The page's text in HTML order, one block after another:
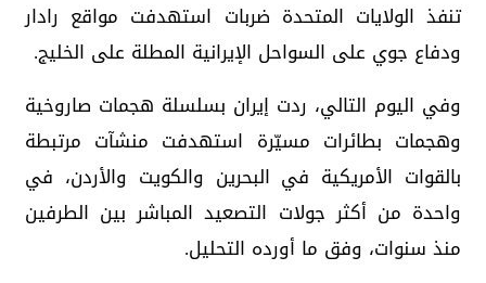
تنفذ الولايات المتحدة ضربات استهدفت مواقع رادار
ودفاع جوي على السواحل الإيرانية المطلة على الخليج.
وفي اليوم التالي، ردت إيران بسلسلة هجمات صاروخية
وهجمات بطائرات مسيّرة استهدفت منشآت مرتبطة
بالقوات الأمريكية في البحرين والكويت والأردن، في
واحدة من أكثر جولات التصعيد المباشر بين الطرفين
منذ سنوات، وفق ما أورده التحليل.